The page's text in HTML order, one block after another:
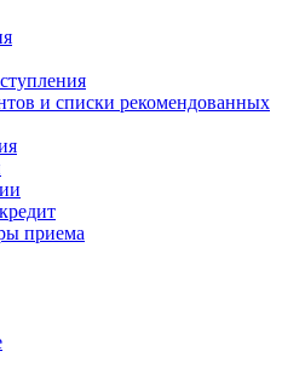
и списки рекомендованных
приема